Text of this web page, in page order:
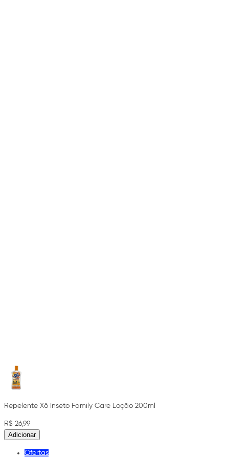
Repelente Xô Inseto Family Care Loção 200ml
R$ 26,99
Adicionar
Ofertas